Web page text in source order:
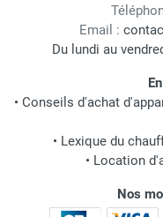
Email :
Du lundi au
• Conseils d'achat
• Lexique du
• Location
Nos